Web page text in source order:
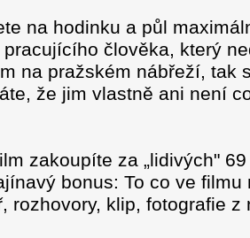
na hodinku a půl
člověka, který
na pražském nábřeží, tak
že jim vlastně ani není
zakoupíte za „lidivých"
bonus: To co ve filmu
rozhovory, klip, fotografie z